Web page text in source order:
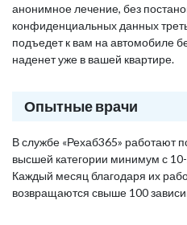
анонимное лечение, без
конфиденциальных данных
подъедет к вам на автомобиле
наденет уже в вашей квартире.
Опытные врачи
В службе «Рехаб365» работают
высшей категории минимум с
Каждый месяц благодаря их
возвращаются свыше 100